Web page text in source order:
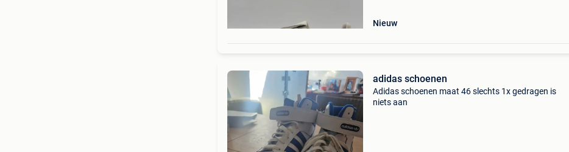
Nieuw
adidas schoenen
Adidas schoenen maat 46 slechts 1x gedragen is
niets aan